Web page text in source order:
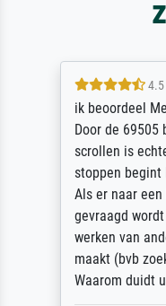
ik beoordeel
Door de 69505
scrollen is
stoppen begint
Als er naar
gevraagd
werken van
maakt (bvb
Waarom duidt